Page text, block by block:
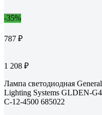
-35%
787 ₽
1 208 ₽
Лампа светодиодная General
Lighting Systems GLDEN-
C-12-4500 685022